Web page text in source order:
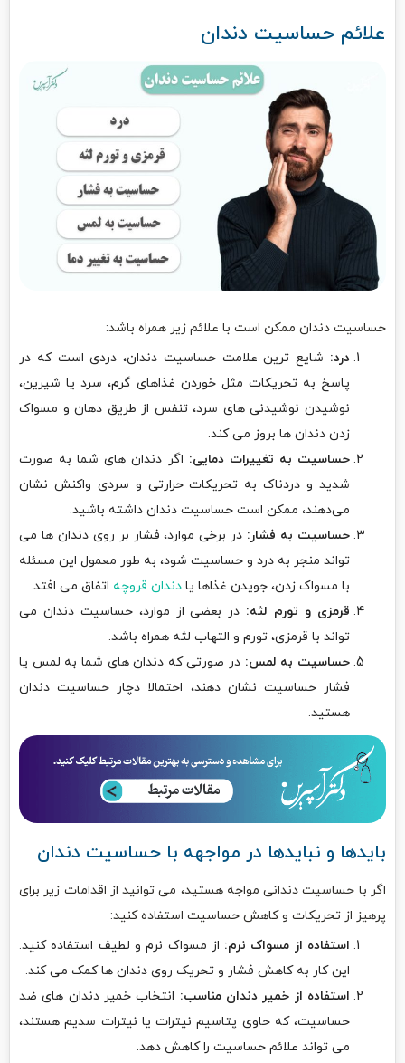
علائم حساسیت دندان
حساسیت دندان ممکن است با علائم زیر همراه باشد:
درد: شایع ترین علامت حساسیت دندان، دردی است که در
پاسخ به تحریکات مثل خوردن غذاهای گرم، سرد یا شیرین،
نوشیدن نوشیدنی های سرد، تنفس از طریق دهان و مسواک
زدن دندان ها بروز می کند.
حساسیت به تغییرات دمایی: اگر دندان های شما به صورت
شدید و دردناک به تحریکات حرارتی و سردی واکنش نشان
می‌دهند، ممکن است حساسیت دندان داشته باشید.
حساسیت به فشار: در برخی موارد، فشار بر روی دندان ها می
تواند منجر به درد و حساسیت شود، به طور معمول این مسئله
با مسواک زدن، جویدن غذاها یا دندان قروچه اتفاق می افتد.
قرمزی و تورم لثه: در بعضی از موارد، حساسیت دندان می
تواند با قرمزی، تورم و التهاب لثه همراه باشد.
حساسیت به لمس: در صورتی که دندان های شما به لمس یا
فشار حساسیت نشان دهند، احتمالا دچار حساسیت دندان
هستید.
بایدها و نبایدها در مواجهه با حساسیت دندان
اگر با حساسیت دندانی مواجه هستید، می توانید از اقدامات زیر برای
پرهیز از تحریکات و کاهش حساسیت استفاده کنید:
استفاده از مسواک نرم: از مسواک نرم و لطیف استفاده کنید.
این کار به کاهش فشار و تحریک روی دندان ها کمک می کند.
استفاده از خمیر دندان مناسب: انتخاب خمیر دندان های ضد
حساسیت، که حاوی پتاسیم نیترات یا نیترات سدیم هستند،
می تواند علائم حساسیت را کاهش دهد.